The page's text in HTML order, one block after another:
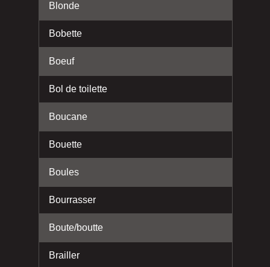
Blonde
Bobette
Boeuf
Bol de toilette
Boucane
Bouette
Boules
Bourrasser
Boute/boutte
Brailler